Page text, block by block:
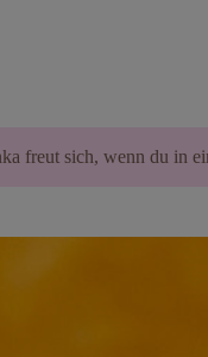
freut sich, wenn du in